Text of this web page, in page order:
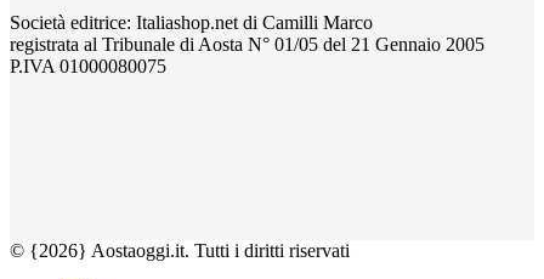
Società editrice: Italiashop.net di Camilli Marco
registrata al Tribunale di Aosta N° 01/05 del 21 Gennaio 2005
P.IVA 01000080075
© {2026} Aostaoggi.it. Tutti i diritti riservati